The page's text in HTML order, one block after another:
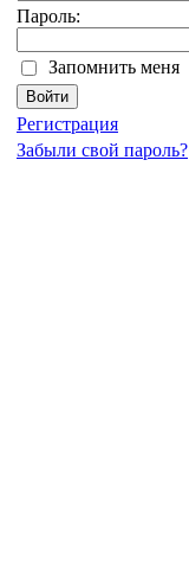
Пароль:
Запомнить меня
Регистрация
Забыли свой пароль?